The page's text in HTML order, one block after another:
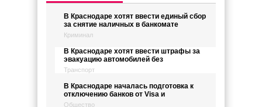
В Краснодаре хотят ввести единый сбор
за снятие наличных в банкомате
Криминал
В Краснодаре хотят ввести штрафы за
эвакуацию автомобилей без
Транспорт
В Краснодаре началась подготовка к
отключению банков от Visa и
Общество